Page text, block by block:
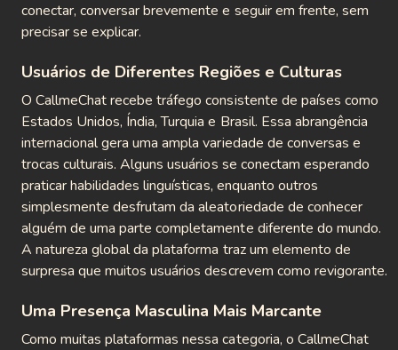
conectar, conversar brevemente e seguir em frente, sem
precisar se explicar.
Usuários de Diferentes Regiões e Culturas
O CallmeChat recebe tráfego consistente de países como
Estados Unidos, Índia, Turquia e Brasil. Essa abrangência
internacional gera uma ampla variedade de conversas e
trocas culturais. Alguns usuários se conectam esperando
praticar habilidades linguísticas, enquanto outros
simplesmente desfrutam da aleatoriedade de conhecer
alguém de uma parte completamente diferente do mundo.
A natureza global da plataforma traz um elemento de
surpresa que muitos usuários descrevem como revigorante.
Uma Presença Masculina Mais Marcante
Como muitas plataformas nessa categoria, o CallmeChat